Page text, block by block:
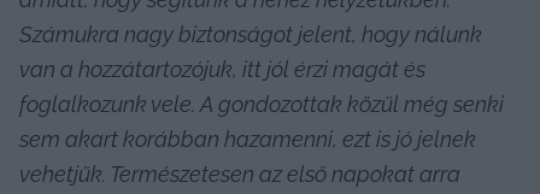
Számukra nagy biztonságot jelent, hogy nálunk
van a hozzátartozójuk, itt jól érzi magát és
foglalkozunk vele. A gondozottak közül még senki
sem akart korábban hazamenni, ezt is jó jelnek
vehetjük. Természetesen az első napokat arra